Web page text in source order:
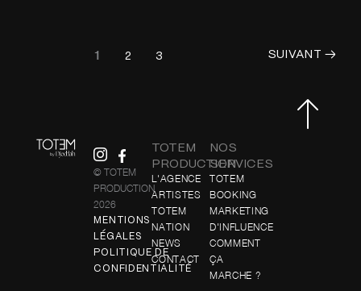
1 2 3 SUIVANT→
© TOTEM
PRODUCTION
2026
MENTIONS
LÉGALES
POLITIQUE DE
CONFIDENTIALITÉ
TOTEM
PRODUCTION
L'AGENCE
ARTISTES
TOTEM
NATION
NEWS
CONTACT
NOS
SERVICES
TOTEM
BOOKING
MARKETING
D'INFLUENCE
COMMENT
ÇA
MARCHE ?